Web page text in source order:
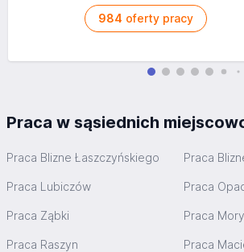
984 oferty pracy
Praca w sąsiednich
Praca Blizne Łaszczyńskiego Praca
Praca Lubiczów Praca
Praca Ząbki Praca Mory
Praca Raszyn Praca